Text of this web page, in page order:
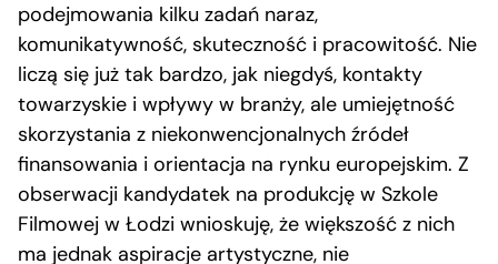
podejmowania kilku zadań naraz,
komunikatywność, skuteczność i pracowitość. Nie
liczą się już tak bardzo, jak niegdyś, kontakty
towarzyskie i wpływy w branży, ale umiejętność
skorzystania z niekonwencjonalnych źródeł
finansowania i orientacja na rynku europejskim. Z
obserwacji kandydatek na produkcję w Szkole
Filmowej w Łodzi wnioskuję, że większość z nich
ma jednak aspiracje artystyczne, nie